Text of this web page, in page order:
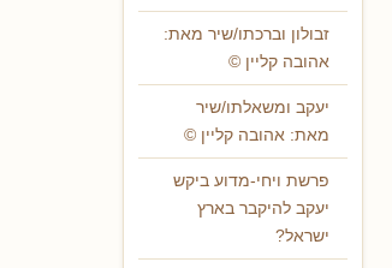
זבולון וברכתו/שיר מאת:
אהובה קליין ©
יעקב ומשאלתו/שיר
מאת: אהובה קליין ©
פרשת ויחי-מדוע ביקש
יעקב להיקבר בארץ
ישראל?